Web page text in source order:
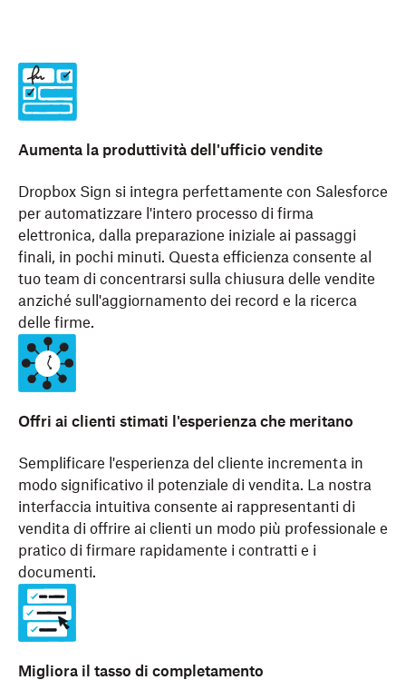
Aumenta la produttività dell'ufficio vendite
Dropbox Sign si integra perfettamente con Salesforce
per automatizzare l'intero processo di firma
elettronica, dalla preparazione iniziale ai passaggi
finali, in pochi minuti. Questa efficienza consente al
tuo team di concentrarsi sulla chiusura delle vendite
anziché sull'aggiornamento dei record e la ricerca
delle firme.
Offri ai clienti stimati l'esperienza che meritano
Semplificare l'esperienza del cliente incrementa in
modo significativo il potenziale di vendita. La nostra
interfaccia intuitiva consente ai rappresentanti di
vendita di offrire ai clienti un modo più professionale e
pratico di firmare rapidamente i contratti e i
documenti.
Migliora il tasso di completamento